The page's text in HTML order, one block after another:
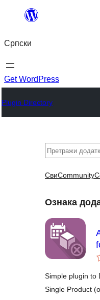
Скочи
садржај
Српски
Get WordPress
Plugin Directory
Претрага
СвиCommunity
Ознака
Simple plugin to
Single Product